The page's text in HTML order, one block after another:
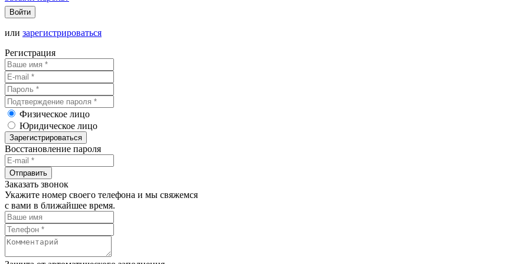
Войти
или зарегистрироваться
Регистрация
Физическое лицо
Юридическое лицо
Зарегистрироваться
Восстановление пароля
Отправить
Заказать звонок
Укажите номер своего телефона и мы свяжемся
с вами в ближайшее время.